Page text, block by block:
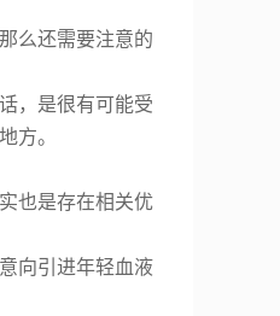
么还需要注意的
，是很有可能受
方。
也是存在相关优
向引进年轻血液